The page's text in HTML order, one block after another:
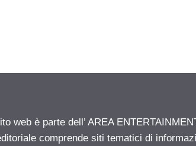
web è parte dell’ AREA
comprende siti tematici di